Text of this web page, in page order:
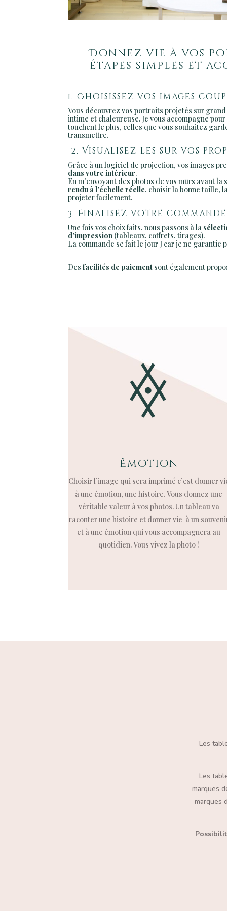
Donnez vie à vos
étapes simples et
1. Choisissez vos images
Vous découvrez vos portraits projetés sur
intime et chaleureuse. Je vous accompagne
touchent le plus, celles que vous souhaitez
transmettre.
2. Visualisez-les sur vos
Grâce à un logiciel de projection, vos images
dans votre intérieur.
En m’envoyant des photos de vos murs avant
rendu à l’échelle réelle, choisir la bonne taille,
projeter facilement.
3. Finalisez votre
Une fois vos choix faits, nous passons à la
d’impression (tableaux, coffrets, tirages).
La commande se fait le jour J car je ne garantie
Desfacilités de paiement sont également
Émotion
Choisir l’image qui sera imprimé c’est donner
à une émotion, une histoire. Vous donnez une
véritable valeur à vos photos. Un tableau va
raconter une histoire et donner vie à un
et à une émotion qui vous accompagnera au
quotidien. Vous vivez la photo !
Les
Les
marques
marques